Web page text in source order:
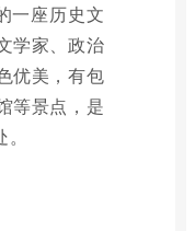
一座历史文
学家、政治
优美，有包
等景点，是